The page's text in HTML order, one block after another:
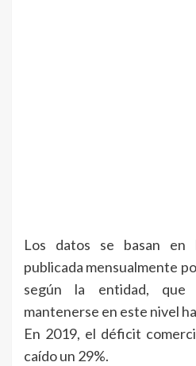
Los datos se basan en
publicada mensualmente
según la entidad, que
mantenerse en este nivel
En 2019, el déficit
caído un 29%.